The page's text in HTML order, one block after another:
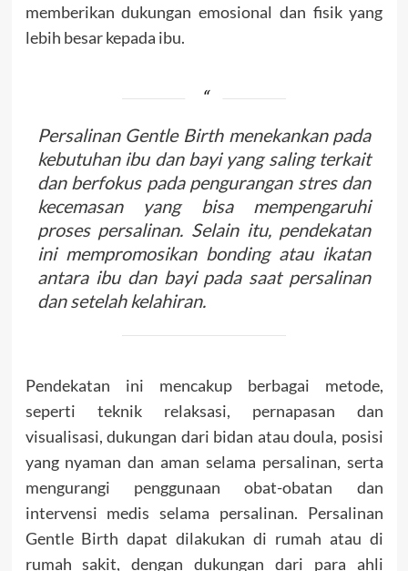
memberikan dukungan emosional dan fisik yang
lebih besar kepada ibu.
Persalinan Gentle Birth menekankan pada
kebutuhan ibu dan bayi yang saling terkait
dan berfokus pada pengurangan stres dan
kecemasan yang bisa mempengaruhi
proses persalinan. Selain itu, pendekatan
ini mempromosikan bonding atau ikatan
antara ibu dan bayi pada saat persalinan
dan setelah kelahiran.
Pendekatan ini mencakup berbagai metode,
seperti teknik relaksasi, pernapasan dan
visualisasi, dukungan dari bidan atau doula, posisi
yang nyaman dan aman selama persalinan, serta
mengurangi penggunaan obat-obatan dan
intervensi medis selama persalinan. Persalinan
Gentle Birth dapat dilakukan di rumah atau di
rumah sakit, dengan dukungan dari para ahli